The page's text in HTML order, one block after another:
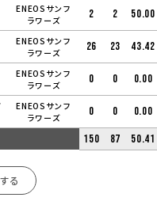
ENEOSサンフ
ラワーズ
2 2 50.00
ENEOSサンフ
ラワーズ
26 23 43.42
ENEOSサンフ
ラワーズ
0 0 0.00
ENEOSサンフ
ラワーズ
0 0 0.00
150 87 50.41
る